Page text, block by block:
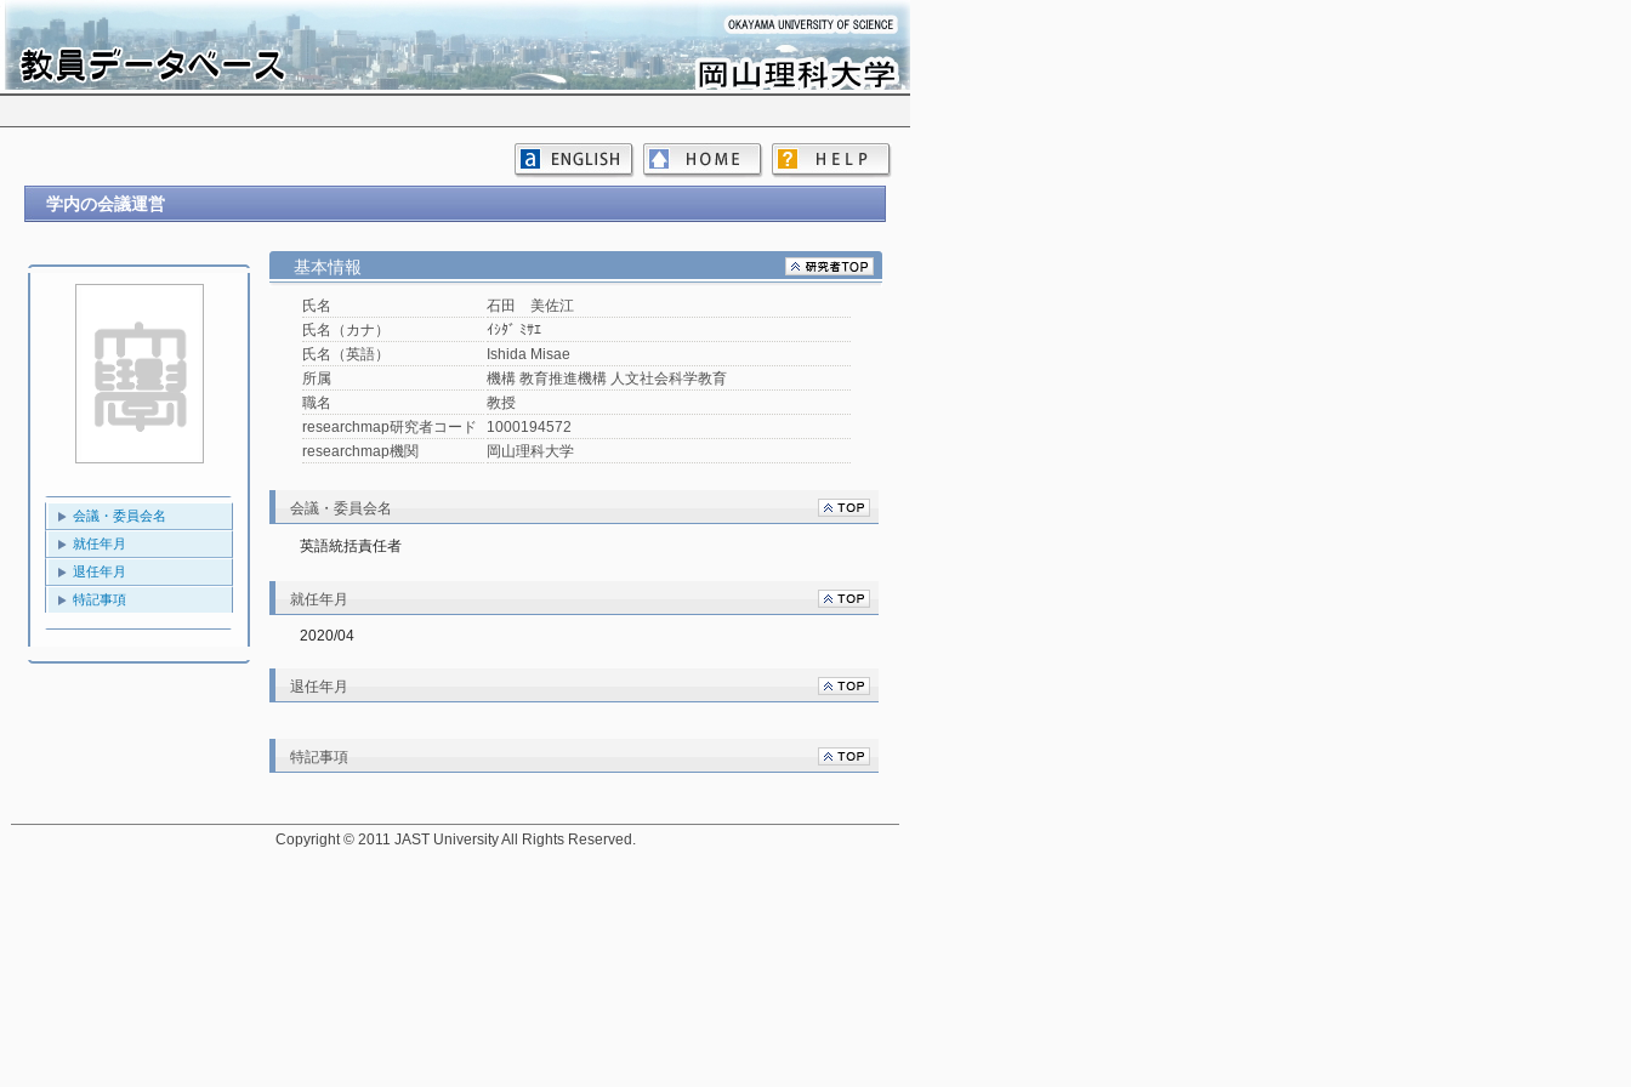
学内の会議運営
会議・委員会名
就任年月
退任年月
特記事項
基本情報
氏名
石田 美佐江
氏名（カナ）
ｲｼﾀﾞ ﾐｻｴ
氏名（英語）
Ishida Misae
所属
機構 教育推進機構 人文社会科学教育
職名
教授
researchmap研究者コード
1000194572
researchmap機関
岡山理科大学
会議・委員会名
英語統括責任者
就任年月
2020/04
退任年月
特記事項